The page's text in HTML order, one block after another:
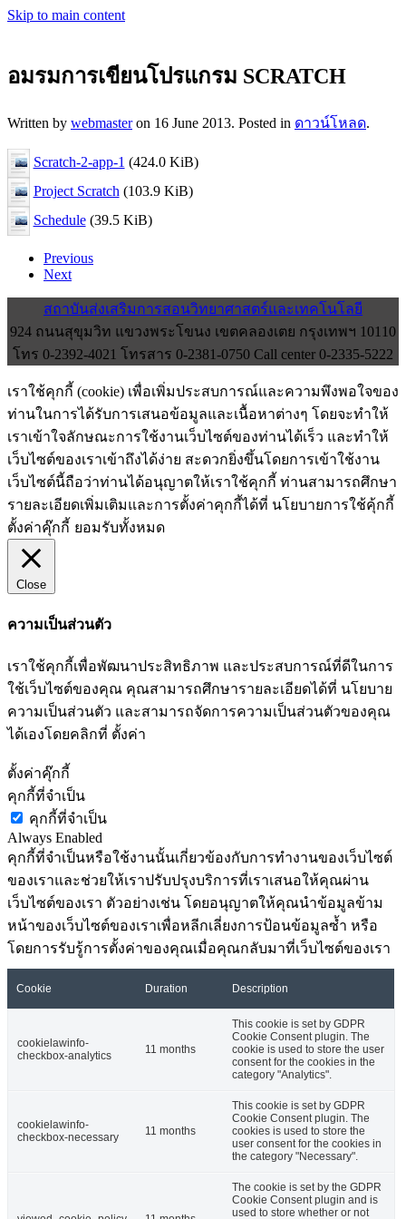
Skip to main content
อมรมการเขียนโปรแกรม SCRATCH
Written by webmasteron 16 June 2013. Posted in ดาวน์โหลด.
Scratch-2-app-1 (424.0 KiB)
Project Scratch (103.9 KiB)
Schedule(39.5 KiB)
Previous
Next
สถาบันส่งเสริมการสอนวิทยาศาสตร์และเทคโนโลยี
924 ถนนสุขุมวิท แขวงพระโขนง เขตคลองเตย กรุงเทพฯ 10110
โทร 0-2392-4021 โทรสาร 0-2381-0750 Call center 0-2335-5222
เราใช้คุกกี้ (cookie) เพื่อเพิ่มประสบการณ์และความพึงพอใจของ
ท่านในการได้รับการเสนอข้อมูลและเนื้อหาต่างๆ โดยจะทำให้
เราเข้าใจลักษณะการใช้งานเว็บไซต์ของท่านได้เร็ว และทำให้
เว็บไซต์ของเราเข้าถึงได้ง่าย สะดวกยิ่งขึ้นโดยการเข้าใช้งาน
เว็บไซต์นี้ถือว่าท่านได้อนุญาตให้เราใช้คุกกี้ ท่านสามารถศึกษา
รายละเอียดเพิ่มเติมและการตั้งค่าคุกกี้ได้ที่ นโยบายการใช้คุ้กกี้
ตั้งค่าคุ๊กกี้ ยอมรับทั้งหมด
Close
ความเป็นส่วนตัว
เราใช้คุกกี้เพื่อพัฒนาประสิทธิภาพ และประสบการณ์ที่ดีในการ
ใช้เว็บไซต์ของคุณ คุณสามารถศึกษารายละเอียดได้ที่ นโยบาย
ความเป็นส่วนตัว และสามารถจัดการความเป็นส่วนตัวของคุณ
ได้เองโดยคลิกที่ ตั้งค่า
ตั้งค่าคุ๊กกี้
คุกกี้ที่จำเป็น
คุกกี้ที่จำเป็น
Always Enabled
คุกกี้ที่จำเป็นหรือใช้งานนั้นเกี่ยวข้องกับการทำงานของเว็บไซต์
ของเราและช่วยให้เราปรับปรุงบริการที่เราเสนอให้คุณผ่าน
เว็บไซต์ของเรา ตัวอย่างเช่น โดยอนุญาตให้คุณนำข้อมูลข้าม
หน้าของเว็บไซต์ของเราเพื่อหลีกเลี่ยงการป้อนข้อมูลซ้ำ หรือ
โดยการรับรู้การตั้งค่าของคุณเมื่อคุณกลับมาที่เว็บไซต์ของเรา
Cookie Duration Description
cookielawinfo-
checkbox-analytics
11 months
This cookie is set by GDPR
Cookie Consent plugin. The
cookie is used to store the user
consent for the cookies in the
category "Analytics".
cookielawinfo-
checkbox-necessary
11 months
This cookie is set by GDPR
Cookie Consent plugin. The
cookies is used to store the
user consent for the cookies in
the category "Necessary".
The cookie is set by the GDPR
Cookie Consent plugin and is
used to store whether or not